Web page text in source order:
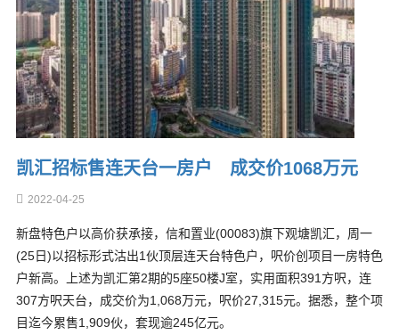
凯汇招标售连天台一房户 成交价1068万元
2022-04-25
新盘特色户以高价获承接，信和置业(00083)旗下观塘凯汇，周一
(25日)以招标形式沽出1伙顶层连天台特色户，呎价创项目一房特色
户新高。上述为凯汇第2期的5座50楼J室，实用面积391方呎，连
307方呎天台，成交价为1,068万元，呎价27,315元。据悉，整个项
目迄今累售1,909伙，套现逾245亿元。